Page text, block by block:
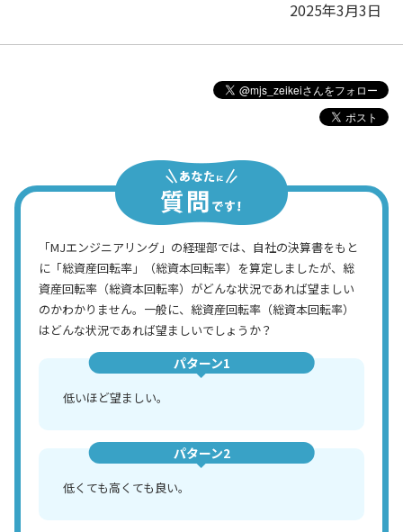
2025年3月3日
「MJエンジニアリング」の経理部では、自社の決算書をもと
に「総資産回転率」（総資本回転率）を算定しましたが、総
資産回転率（総資本回転率）がどんな状況であれば望ましい
のかわかりません。一般に、総資産回転率（総資本回転率）
はどんな状況であれば望ましいでしょうか？
パターン1
低いほど望ましい。
パターン2
低くても高くても良い。